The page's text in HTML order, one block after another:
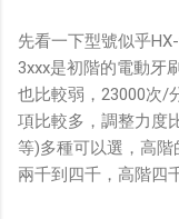
先看一下型號似乎
3xxx是初階的電動牙
也比較弱，23000次/
項比較多，調整力度
等)多種可以選，高
兩千到四千，高階四